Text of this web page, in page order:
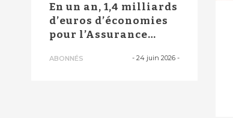
En un an, 1,4 milliards
d’euros d’économies
pour l’Assurance
ABONNÉS - 24 juin 2026-